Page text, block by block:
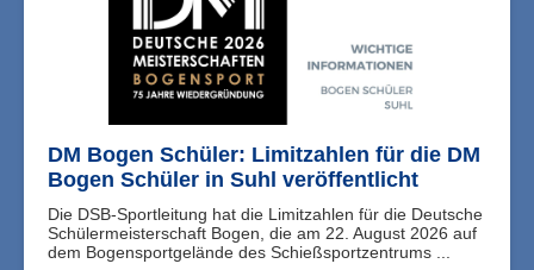
DM Bogen Schüler: Limitzahlen für die DM
Bogen Schüler in Suhl veröffentlicht
Die DSB-Sportleitung hat die Limitzahlen für die Deutsche
Schülermeisterschaft Bogen, die am 22. August 2026 auf
dem Bogensportgelände des Schießsportzentrums ...